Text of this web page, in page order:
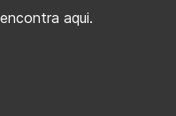
aqui.